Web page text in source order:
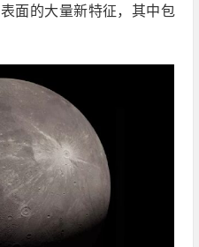
表面的大量新特征，其中包